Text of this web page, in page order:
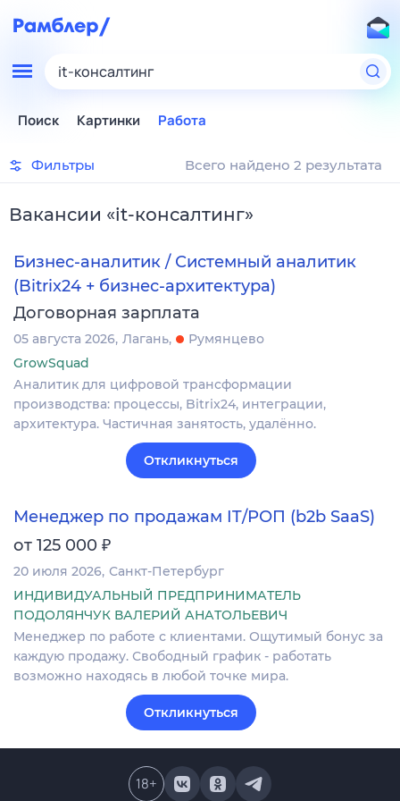
it-консалтинг
Поиск Картинки Работа
Фильтры Всего найдено 2 результата
Вакансии «it-консалтинг»
Бизнес-аналитик / Системный аналитик
(Bitrix24 + бизнес-архитектура)
Договорная зарплата
05 августа 2026 Лагань
Румянцево
GrowSquad
Аналитик для цифровой трансформации
производства: процессы, Bitrix24, интеграции,
архитектура. Частичная занятость, удалённо.
Откликнуться
Менеджер по продажам IT/РОП (b2b SaaS)
от 125 000 ₽
20 июля 2026 Санкт-Петербург
ИНДИВИДУАЛЬНЫЙ ПРЕДПРИНИМАТЕЛЬ
ПОДОЛЯНЧУК ВАЛЕРИЙ АНАТОЛЬЕВИЧ
Менеджер по работе с клиентами. Ощутимый бонус за
каждую продажу. Свободный график - работать
возможно находясь в любой точке мира.
Откликнуться
18+